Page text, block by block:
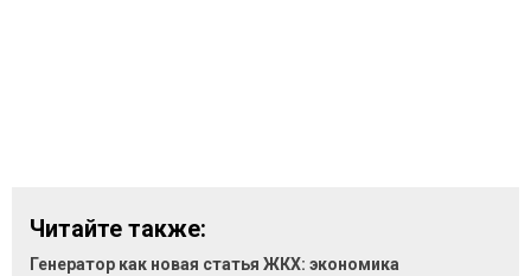
Читайте также:
Генератор как новая статья ЖКХ: экономика